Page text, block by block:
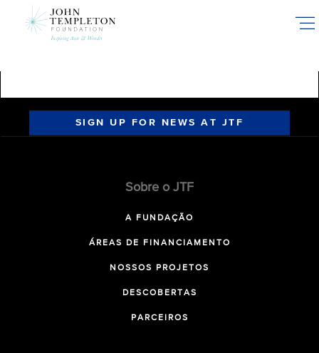
SIGN UP FOR NEWS AT JTF
Sobre o JTF
A FUNDAÇÃO
ÁREAS DE FINANCIAMENTO
NOSSOS PROJETOS
DESCOBERTAS
PARCEIROS